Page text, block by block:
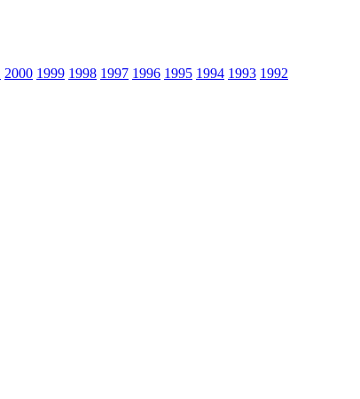
2000 1999 1998 1997 1996 1995 1994 1993 1992